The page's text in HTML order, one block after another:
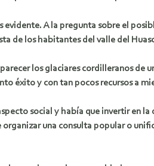
evidente. A la pregunta sobre el
de los habitantes del valle del
los glaciares cordilleranos de
éxito y con tan pocos recursos a
social y había que invertir en
una consulta popular o